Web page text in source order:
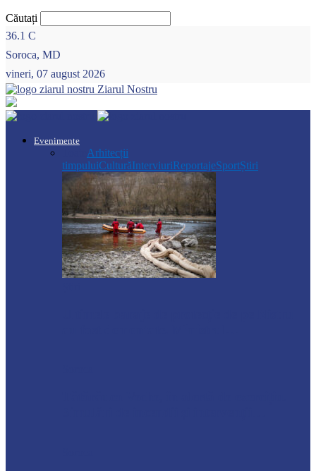
Căutați
36.1 C
Soroca, MD
vineri, 07 august 2026
Ziarul Nostru
Evenimente
Arhitecții
timpuluiCulturăInterviuriReportajeSportȘtiri